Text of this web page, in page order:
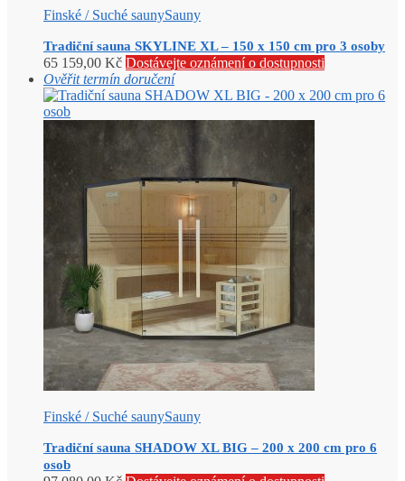
Finské / Suché saunySauny
Tradiční sauna SKYLINE XL – 150 x 150 cm pro 3 osoby
65 159,00 Kč Dostávejte oznámení o dostupnosti
Ověřit termín doručení
Finské / Suché saunySauny
Tradiční sauna SHADOW XL BIG – 200 x 200 cm pro 6
osob